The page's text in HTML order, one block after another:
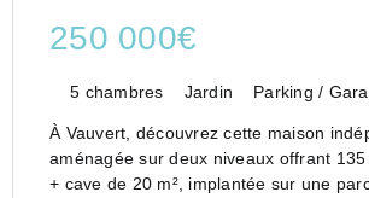
250 000€
5 chambres Jardin Parking /
À Vauvert, découvrez cette maison
aménagée sur deux niveaux offrant 135
+ cave de 20 m², implantée sur une